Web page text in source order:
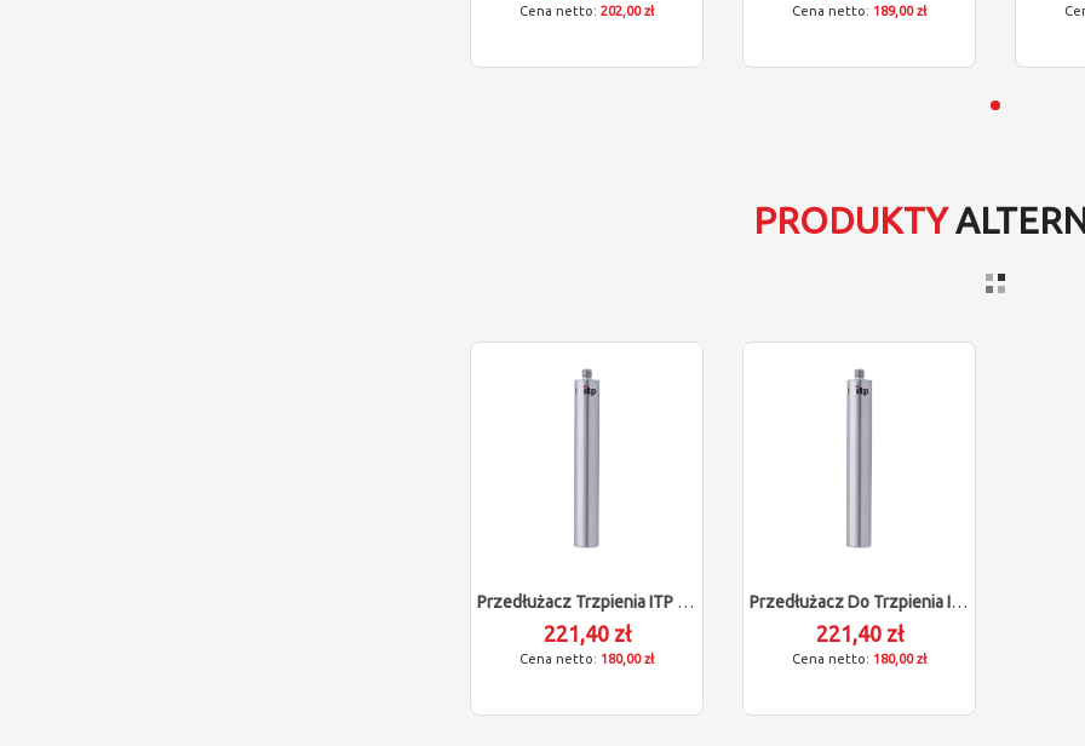
202,00 zł 189,00 zł
PRODUKTY
Przedłużacz Trzpienia ITP Dla Klingelnberg (M5/L60/D11)
221,40 zł
180,00 zł
Przedłużacz Do Trzpienia ITP (M5/L60/D11)
221,40 zł
180,00 zł